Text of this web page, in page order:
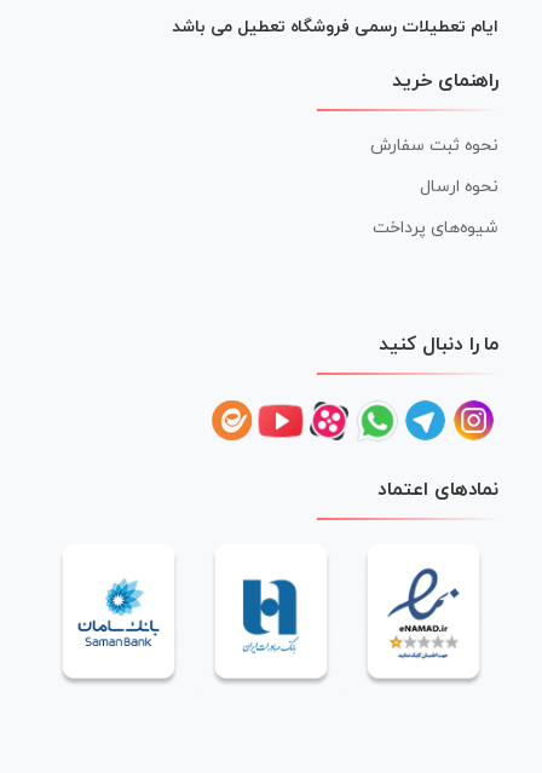
ایام تعطیلات رسمی فروشگاه تعطیل می باشد
راهنمای خرید
نحوه ثبت سفارش
نحوه ارسال
شیوه‌های پرداخت
ما را دنبال کنید
نمادهای اعتماد